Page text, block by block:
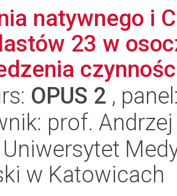
natywnego i
23 w
OPUS 2 ,
prof.
w Katowicach